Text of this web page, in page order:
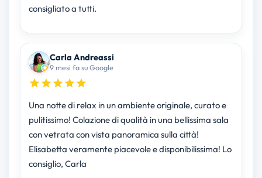
consigliato a tutti.
Carla Andreassi
9 mesi fa su Google
Una notte di relax in un ambiente originale, curato e
pulitissimo! Colazione di qualità in una bellissima sala
con vetrata con vista panoramica sulla città!
Elisabetta veramente piacevole e disponibilissima! Lo
consiglio, Carla